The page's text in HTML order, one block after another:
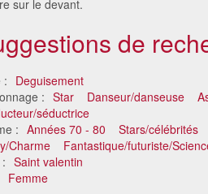
sur le devant.
de
: Deguisement
: Star Danseur/danseuse
séductrice
: Années 70 - 80 Stars/célébrités
Charme
Fantastique/futuriste/
Saint valentin
Femme
Déguisement combinaison
dorée
37 €